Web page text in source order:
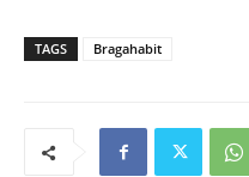
TAGS Bragahabit